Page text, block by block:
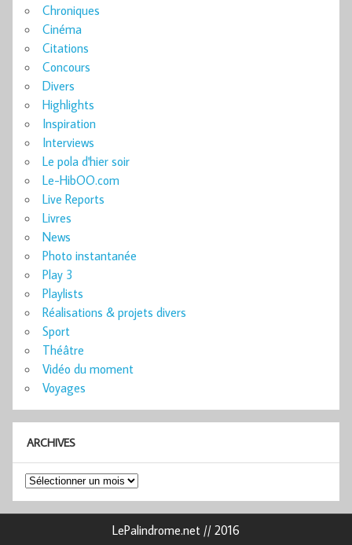
Chroniques
Cinéma
Citations
Concours
Divers
Highlights
Inspiration
Interviews
Le pola d'hier soir
Le-HibOO.com
Live Reports
Livres
News
Photo instantanée
Play 3
Playlists
Réalisations & projets divers
Sport
Théâtre
Vidéo du moment
Voyages
ARCHIVES
Archives
LePalindrome.net // 2016